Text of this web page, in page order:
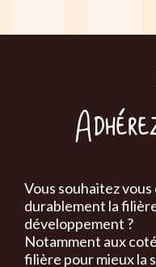
Vous souhaitez
durablement la
développement ?
Notamment aux
filière pour mieux la